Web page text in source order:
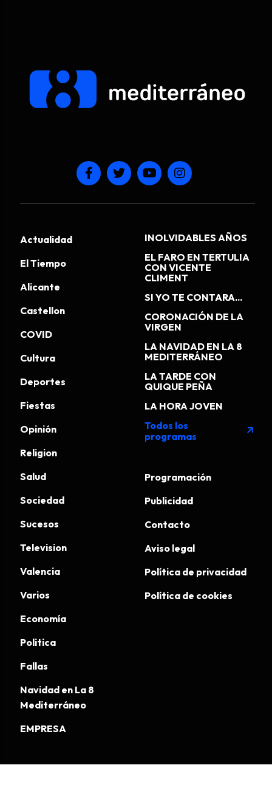
Actualidad
El Tiempo
Alicante
Castellon
COVID
Cultura
Deportes
Fiestas
Opinión
Religion
Salud
Sociedad
Sucesos
Television
Valencia
Varios
Economía
Politica
Fallas
Navidad en La 8
Mediterráneo
EMPRESA
INOLVIDABLES AÑOS
EL FARO EN TERTULIA
CON VICENTE
CLIMENT
SI YO TE CONTARA...
CORONACIÓN DE LA
VIRGEN
LA NAVIDAD EN LA 8
MEDITERRÁNEO
LA TARDE CON
QUIQUE PEÑA
LA HORA JOVEN
Todos los
programas
arrow_outward
Programación
Publicidad
Contacto
Aviso legal
Política de privacidad
Política de cookies